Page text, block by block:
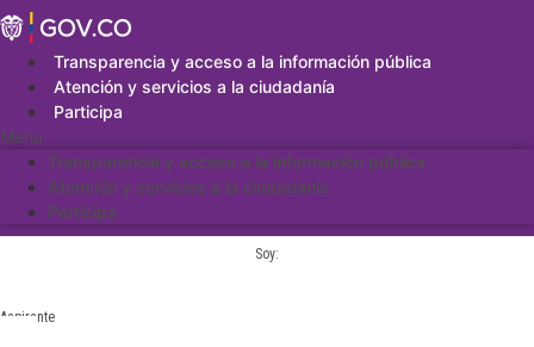
Saltar
al
contenidoTransparencia y acceso a la información pública
Atención y servicios a la ciudadanía
Participa
Menu
Transparencia y acceso a la información pública
Atención y servicios a la ciudadanía
Participa
Soy:
Aspirante